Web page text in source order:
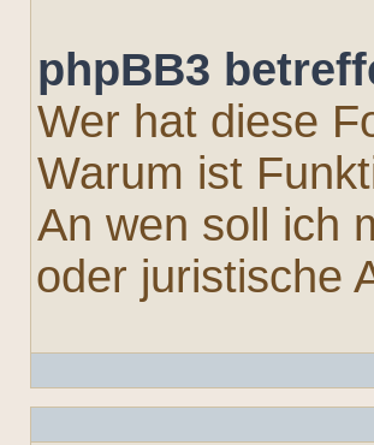
phpBB3
Wer hat diese
Warum ist
An wen soll ich
oder juristische